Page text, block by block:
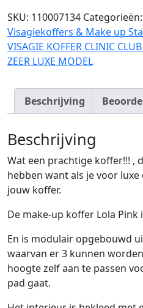
KOFFER
CLINIC
CLUB
FOLLOW
LINE
HOOG
LUXE
hoeveelheid
SKU: 110007134 Categorieën:
Visagiekoffers & Make up
VISAGIE KOFFER CLINIC
ZEER LUXE MODEL
Beschrijving
Beschrijving
Wat een prachtige koffer!!! ,
hebben want als je voor
jouw koffer.
De make-up koffer Lola
En is modulair opgebouwd
waarvan er 3 kunnen
hoogte zelf aan te passen
pad gaat.